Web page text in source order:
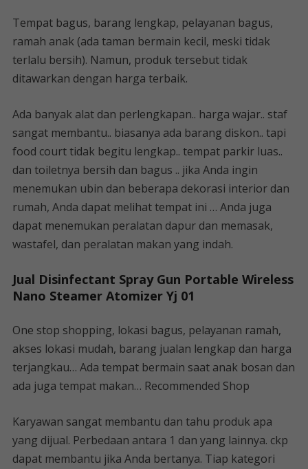
Tempat bagus, barang lengkap, pelayanan bagus,
ramah anak (ada taman bermain kecil, meski tidak
terlalu bersih). Namun, produk tersebut tidak
ditawarkan dengan harga terbaik.
Ada banyak alat dan perlengkapan.. harga wajar.. staf
sangat membantu.. biasanya ada barang diskon.. tapi
food court tidak begitu lengkap.. tempat parkir luas..
dan toiletnya bersih dan bagus .. jika Anda ingin
menemukan ubin dan beberapa dekorasi interior dan
rumah, Anda dapat melihat tempat ini … Anda juga
dapat menemukan peralatan dapur dan memasak,
wastafel, dan peralatan makan yang indah.
Jual Disinfectant Spray Gun Portable Wireless
Nano Steamer Atomizer Yj 01
One stop shopping, lokasi bagus, pelayanan ramah,
akses lokasi mudah, barang jualan lengkap dan harga
terjangkau… Ada tempat bermain saat anak bosan dan
ada juga tempat makan… Recommended Shop
Karyawan sangat membantu dan tahu produk apa
yang dijual. Perbedaan antara 1 dan yang lainnya. ckp
dapat membantu jika Anda bertanya. Tiap kategori